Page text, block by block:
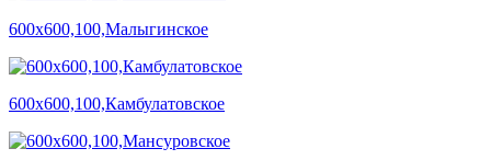
600х600,100,Малыгинское
600х600,100,Камбулатовское